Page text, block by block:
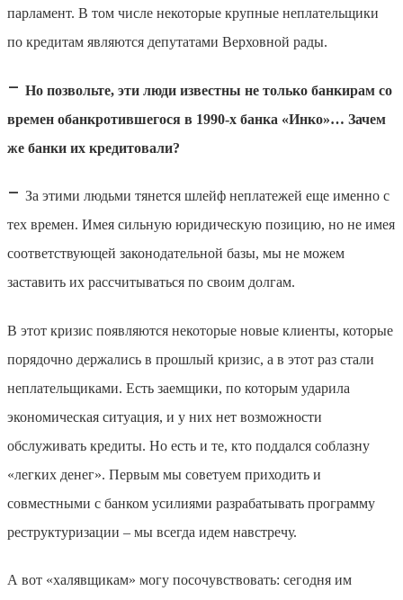
парламент. В том числе некоторые крупные неплательщики
по кредитам являются депутатами Верховной рады.
– Но позвольте, эти люди известны не только банкирам со
времен обанкротившегося в 1990-х банка «Инко»… Зачем
же банки их кредитовали?
– За этими людьми тянется шлейф неплатежей еще именно с
тех времен. Имея сильную юридическую позицию, но не имея
соответствующей законодательной базы, мы не можем
заставить их рассчитываться по своим долгам.
В этот кризис появляются некоторые новые клиенты, которые
порядочно держались в прошлый кризис, а в этот раз стали
неплательщиками. Есть заемщики, по которым ударила
экономическая ситуация, и у них нет возможности
обслуживать кредиты. Но есть и те, кто поддался соблазну
«легких денег». Первым мы советуем приходить и
совместными с банком усилиями разрабатывать программу
реструктуризации – мы всегда идем навстречу.
А вот «халявщикам» могу посочувствовать: сегодня им